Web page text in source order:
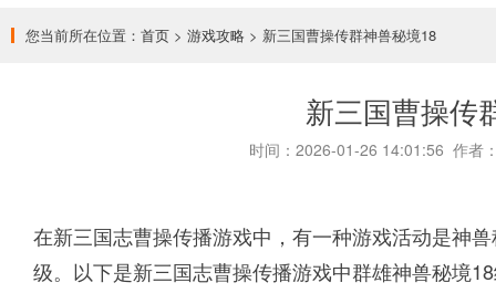
您当前所在位置： 首页 > 游戏攻略 > 新三国曹操传群神兽秘境18
新三国曹操传
时间：2026-01-26 14:01:56 作者
在新三国志曹操传播游戏中，有一种游戏活动是神
级。以下是新三国志曹操传播游戏中群雄神兽秘境